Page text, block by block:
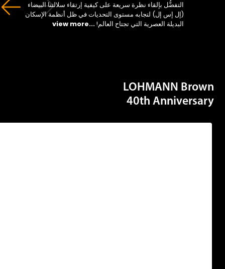
التفضُّل بإلقاء نظرة سريعة على كيفية إرتقاء سلالتنا البيضاء
(إل إس إل) لتجابه مستوى التحديات في ظل أنظمة الإسكان
البديلة العصرية التي تجتاح العالم!...view more
LOHMANN
40th